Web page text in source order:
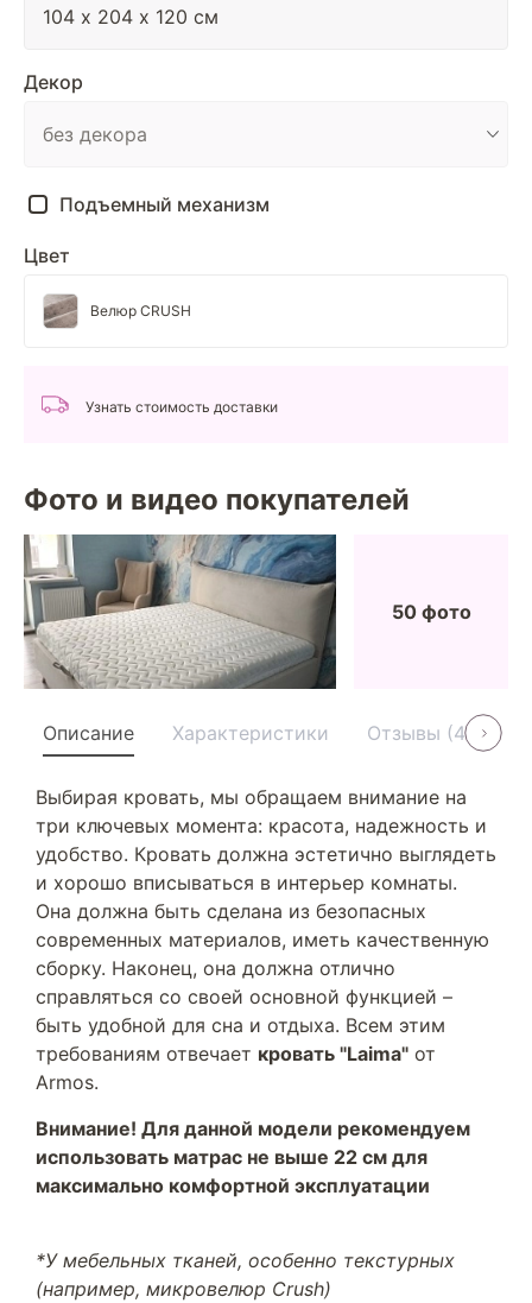
Декор
Подъемный механизм
Цвет
Велюр CRUSH
Узнать стоимость доставки
Фото и видео покупателей
50 фото
Описание Характеристики Отзывы (40)
Выбирая кровать, мы обращаем внимание на
три ключевых момента: красота, надежность и
удобство. Кровать должна эстетично выглядеть
и хорошо вписываться в интерьер комнаты.
Она должна быть сделана из безопасных
современных материалов, иметь качественную
сборку. Наконец, она должна отлично
справляться со своей основной функцией –
быть удобной для сна и отдыха. Всем этим
требованиям отвечает кровать "Laima" от
Armos.
Внимание! Для данной модели рекомендуем
использовать матрас не выше 22 см для
максимально комфортной эксплуатации
*У мебельных тканей, особенно текстурных
(например, микровелюр Crush)